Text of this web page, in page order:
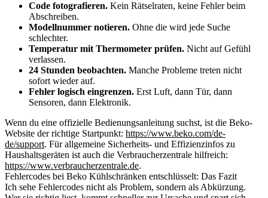
Code fotografieren. Kein Rätselraten, keine Fehler beim
Abschreiben.
Modellnummer notieren. Ohne die wird jede Suche
schlechter.
Temperatur mit Thermometer prüfen. Nicht auf Gefühl
verlassen.
24 Stunden beobachten. Manche Probleme treten nicht
sofort wieder auf.
Fehler logisch eingrenzen. Erst Luft, dann Tür, dann
Sensoren, dann Elektronik.
Wenn du eine offizielle Bedienungsanleitung suchst, ist die Beko-
Website der richtige Startpunkt: https://www.beko.com/de-
de/support. Für allgemeine Sicherheits- und Effizienzinfos zu
Haushaltsgeräten ist auch die Verbraucherzentrale hilfreich:
https://www.verbraucherzentrale.de.
Fehlercodes bei Beko Kühlschränken entschlüsselt: Das Fazit
Ich sehe Fehlercodes nicht als Problem, sondern als Abkürzung.